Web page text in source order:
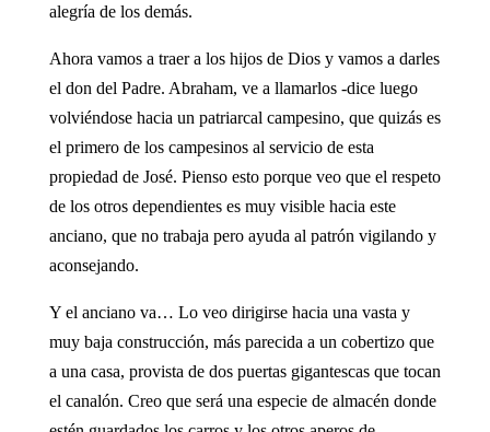
alegría de los demás.
Ahora vamos a traer a los hijos de Dios y vamos a darles
el don del Padre. Abraham, ve a llamarlos -dice luego
volviéndose hacia un patriarcal campesino, que quizás es
el primero de los campesinos al servicio de esta
propiedad de José. Pienso esto porque veo que el respeto
de los otros dependientes es muy visible hacia este
anciano, que no trabaja pero ayuda al patrón vigilando y
aconsejando.
Y el anciano va… Lo veo dirigirse hacia una vasta y
muy baja construcción, más parecida a un cobertizo que
a una casa, provista de dos puertas gigantescas que tocan
el canalón. Creo que será una especie de almacén donde